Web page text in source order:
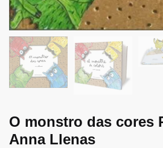
O monstro das cores
Anna Llenas